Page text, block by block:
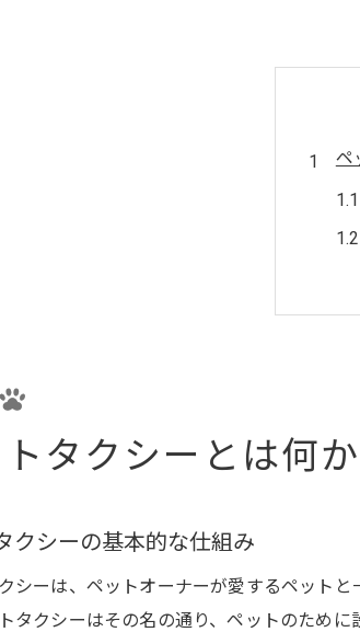
ペ
タクシーとは何
クシーの基本的な仕組み
シーは、ペットオーナーが愛するペット
タクシーはその名の通り、ペットのため